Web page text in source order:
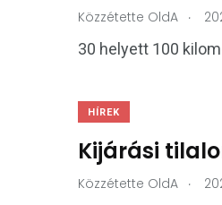
Közzétette OldA .
30 helyett 100
HÍREK
Kijárási
Közzétette OldA .